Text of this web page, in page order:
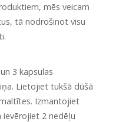
mēs veicam
tā nodrošinot visu
3 kapsulas
Lietojiet tukšā dūšā
Izmantojiet
ievērojiet 2 nedēļu